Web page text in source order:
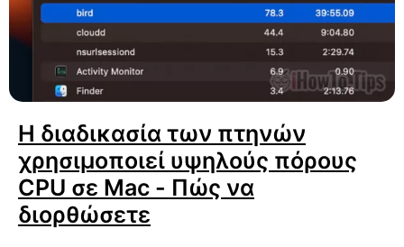
Η διαδικασία των πτηνών
χρησιμοποιεί υψηλούς πόρους
CPU σε Mac - Πώς να
διορθώσετε